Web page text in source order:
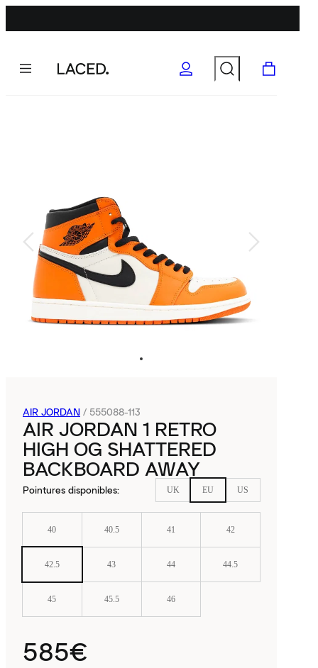
AIR JORDAN / 555088-113
AIR JORDAN 1 RETRO
HIGH OG SHATTERED
BACKBOARD AWAY
Pointures disponibles: UK EU US
40 40.5 41 42
42.5 43 44 44.5
45 45.5 46
585€